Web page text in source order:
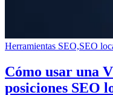
Herramientas SEO,SEO
Cómo usar una
posiciones SEO